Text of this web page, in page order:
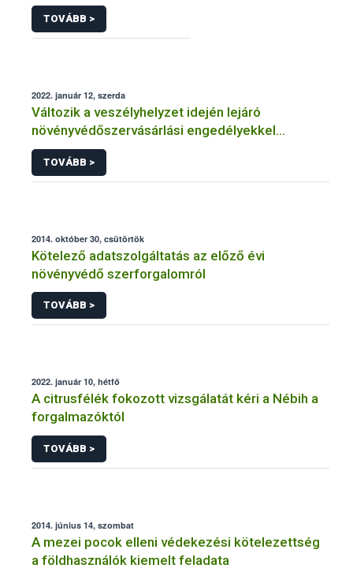
TOVÁBB >
2022. január 12, szerda
Változik a veszélyhelyzet idején lejáró
növényvédőszervásárlási engedélyekkel
kapcsolatos szabályozás
TOVÁBB >
2014. október 30, csütörtök
Kötelező adatszolgáltatás az előző évi
növényvédő szerforgalomról
TOVÁBB >
2022. január 10, hétfő
A citrusfélék fokozott vizsgálatát kéri a Nébih a
forgalmazóktól
TOVÁBB >
2014. június 14, szombat
A mezei pocok elleni védekezési kötelezettség
a földhasználók kiemelt feladata